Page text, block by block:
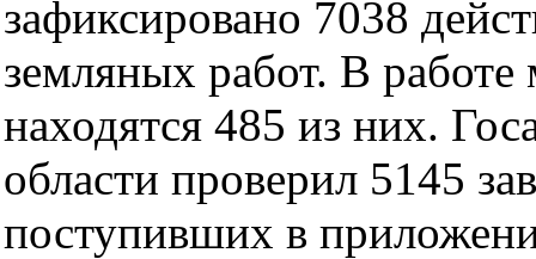
зафиксировано 7038
земляных работ. В
находятся 485 из них.
области проверил 5145
поступивших в